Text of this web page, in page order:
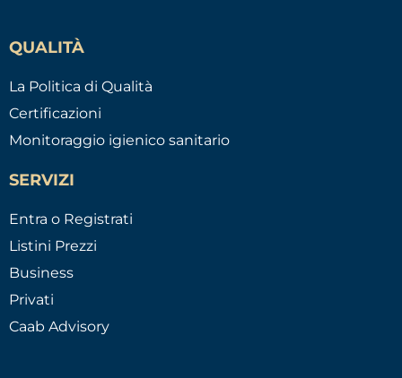
QUALITÀ
La Politica di Qualità
Certificazioni
Monitoraggio igienico sanitario
SERVIZI
Entra o Registrati
Listini Prezzi
Business
Privati
Caab Advisory